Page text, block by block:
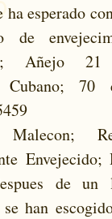
esperado
de
Añejo
Cubano;
de un
han